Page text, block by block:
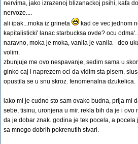
nervima, jako izrazenoj blizanackoj psihi, kafa
nervoze....
ali ipak...moka iz grineta
kad ce vec jednom
kapitalisticki' lanac starbucksa ovde? ocu
naravno, moka je moka, vanila je vanila - deo
volim.
zbunjuje me ovo nespavanje, sedim sama u
ginko caj i naprezem oci da vidim sta pisem.
opustila se u snu skroz. fenomenalna dzukelica.
iako mi je cudno sto sam ovako budna, prija mi
sebe, tisinu, uronjena u mir. rekla bih da je i ovo
da je dobar znak. godina je tek pocela, a
sa mnogo dobrih pokrenutih stvari.